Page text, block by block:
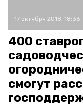
17 октября 2018, 18:36
400
смогут